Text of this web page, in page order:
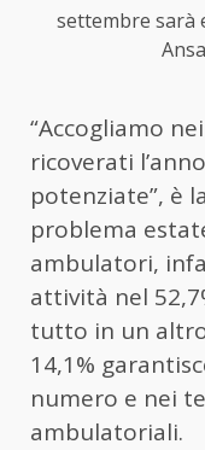
settembre sarà
“Accogliamo
ricoverati
potenziate”, è
problema
ambulatori,
attività nel
tutto in un
14,1%
numero e nei
ambulatoriali.